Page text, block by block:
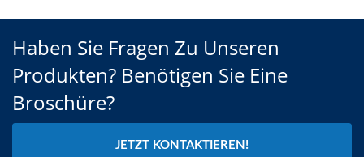
Haben Sie Fragen Zu Unseren
Produkten? Benötigen Sie Eine
Broschüre?
JETZT KONTAKTIEREN!